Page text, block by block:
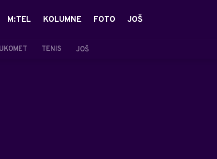
TENIS JOŠ
M:TEL KOLUMNE FOTO JOŠ